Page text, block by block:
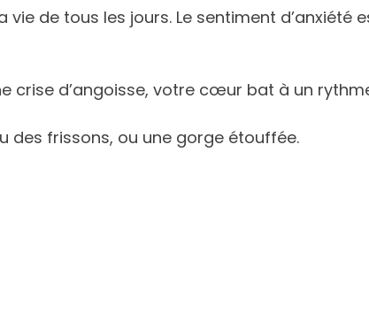
vie de tous les jours. Le sentiment
crise d’angoisse, votre cœur bat à un
des frissons, ou une gorge étouffée.